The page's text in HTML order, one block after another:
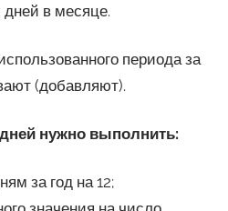
в месяце.
периода за
(добавляют).
нужно выполнить:
за год на 12;